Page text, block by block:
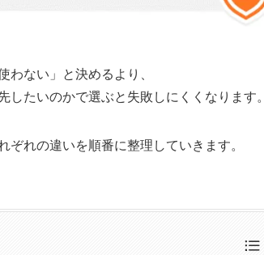
わない」と決めるより、
したいのかで選ぶと失敗しにくくなります。
ぞれの違いを順番に整理していきます。